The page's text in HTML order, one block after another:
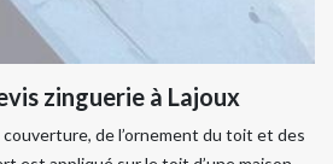
zinguerie à Lajoux
couverture, de l’ornement du toit et des